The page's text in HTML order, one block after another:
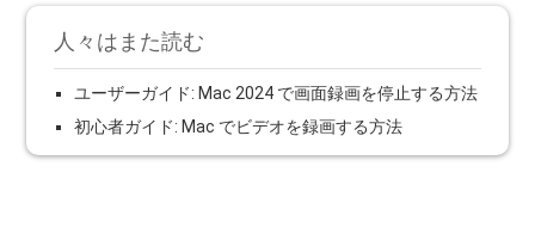
人々はまた読む
ユーザーガイド: Mac 2024 で画面録画を停止する方法
初心者ガイド: Mac でビデオを録画する方法